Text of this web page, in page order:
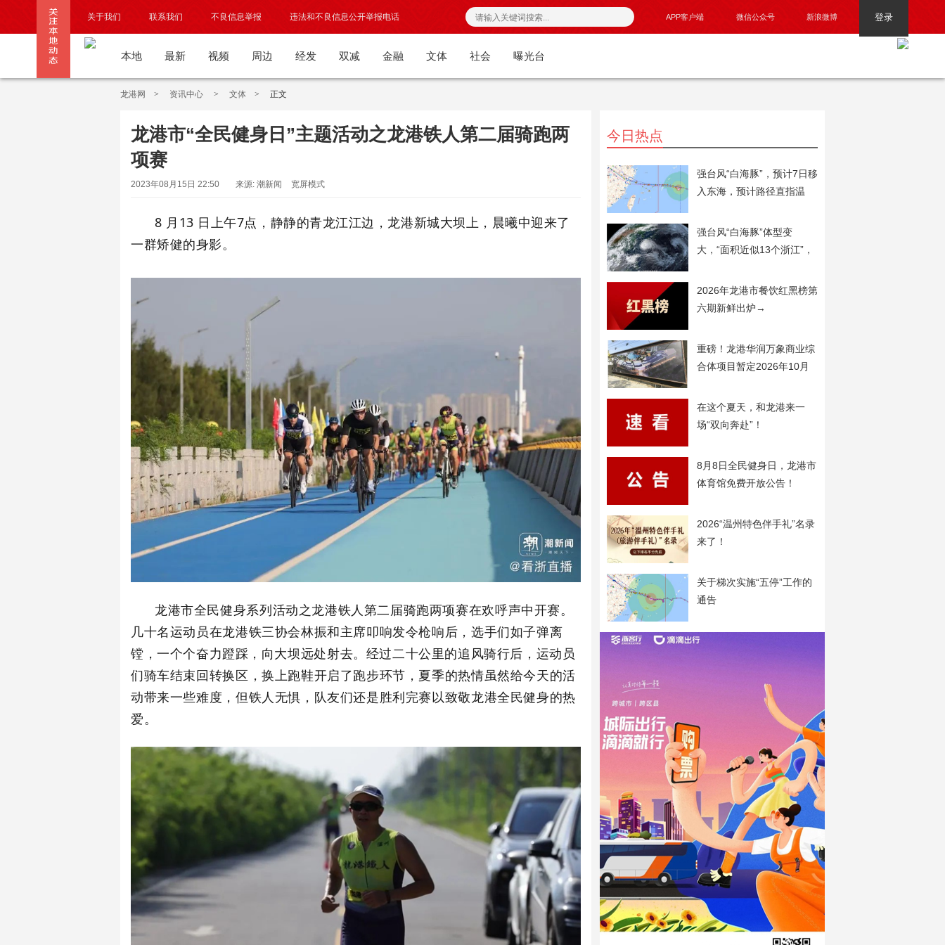
关于我们 联系我们 不良信息举报 违法和不良信息公开举报电话 APP客户端 微信公众号 新浪微博 登录
本地 最新 视频 周边 经发 双减 金融 文体 社会 曝光台
龙港网 > 资讯中心 > 文体 > 正文
龙港市“全民健身日”主题活动之龙港铁人第二届骑跑两
项赛
2023年08月15日 22:50 来源: 潮新闻 宽屏模式
8 月13 日上午7点，静静的青龙江江边，龙港新城大坝上，晨曦中迎来了
一群矫健的身影。
龙港市全民健身系列活动之龙港铁人第二届骑跑两项赛在欢呼声中开赛。
几十名运动员在龙港铁三协会林振和主席叩响发令枪响后，选手们如子弹离
镗，一个个奋力蹬踩， 向大坝远处射去。 经过二十公里的追风骑行后，运动员
们骑车结束回转换区，换上跑鞋开启了跑步环节，夏季的热情虽然给今天的活
动带来一些难度，但铁人无惧，队友们还是胜利完赛以致敬龙港全民健身的热
爱。
今日热点
强台风“白海豚”，预计7日移
入东海，预计路径直指温
强台风“白海豚”体型变
大，“面积近似13个浙江”，
登陆
2026年龙港市餐饮红黑榜第
六期新鲜出炉→
重磅！龙港华润万象商业综
合体项目暂定2026年10月
在这个夏天，和龙港来一
场“双向奔赴”！
8月8日全民健身日，龙港市
体育馆免费开放公告！
2026“温州特色伴手礼”名录
来了！
关于梯次实施“五停”工作的
通告